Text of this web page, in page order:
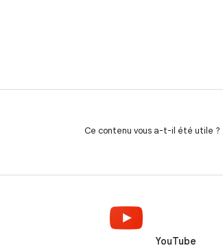
Ce contenu vous a-t-il été utile ?
YouTube